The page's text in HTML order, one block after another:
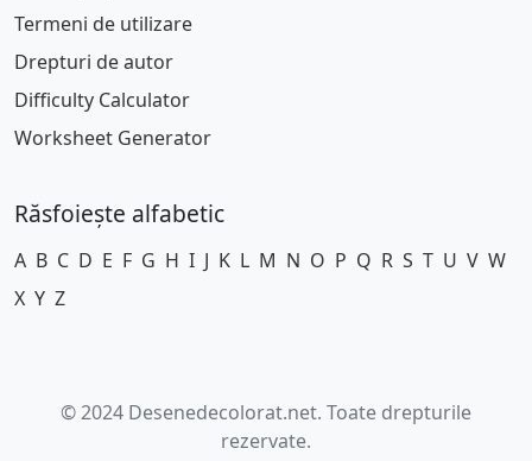
Termeni de utilizare
Drepturi de autor
Difficulty Calculator
Worksheet Generator
Răsfoiește alfabetic
A B C D E F G H I J K L M N O P Q R S T U V W
X Y Z
© 2024 Desenedecolorat.net. Toate drepturile
rezervate.